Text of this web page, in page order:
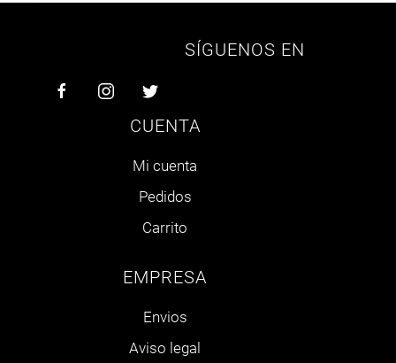
SÍGUENOS EN
CUENTA
Mi cuenta
Pedidos
Carrito
EMPRESA
Envios
Aviso legal